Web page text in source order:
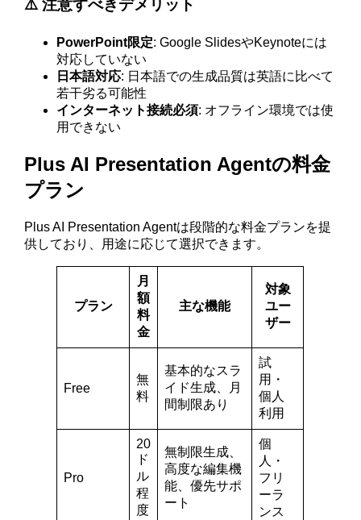
⚠️ 注意すべきデメリット
PowerPoint限定: Google SlidesやKeynoteには
対応していない
日本語対応: 日本語での生成品質は英語に比べて
若干劣る可能性
インターネット接続必須: オフライン環境では使
用できない
Plus AI Presentation Agentの料金
プラン
Plus AI Presentation Agentは段階的な料金プランを提
供しており、用途に応じて選択できます。
プラン
月
額
料
金
主な機能
対象
ユー
ザー
Free
無
料
基本的なスラ
イド生成、月
間制限あり
試
用・
個人
利用
Pro
20
ド
ル
程
度
無制限生成、
高度な編集機
能、優先サポ
ート
個
人・
フリ
ーラ
ンス